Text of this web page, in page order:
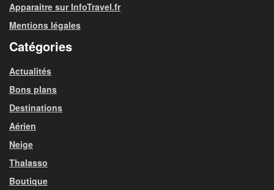
Apparaitre sur InfoTravel.fr
Mentions légales
Catégories
Actualités
Bons plans
Destinations
Aérien
Neige
Thalasso
Boutique